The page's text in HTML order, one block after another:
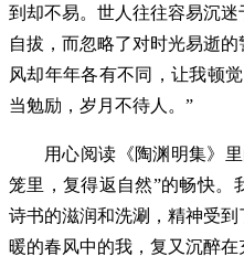
到却不易。世人往往容易沉
自拔，而忽略了对时光易逝
风却年年各有不同，让我顿
当勉励，岁月不待人。”
用心阅读《陶渊明集》
笼里，复得返自然”的畅快。
诗书的滋润和洗涮，精神受
暖的春风中的我，复又沉醉